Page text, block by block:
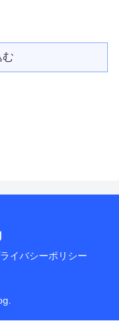
む
イバシーポリシー